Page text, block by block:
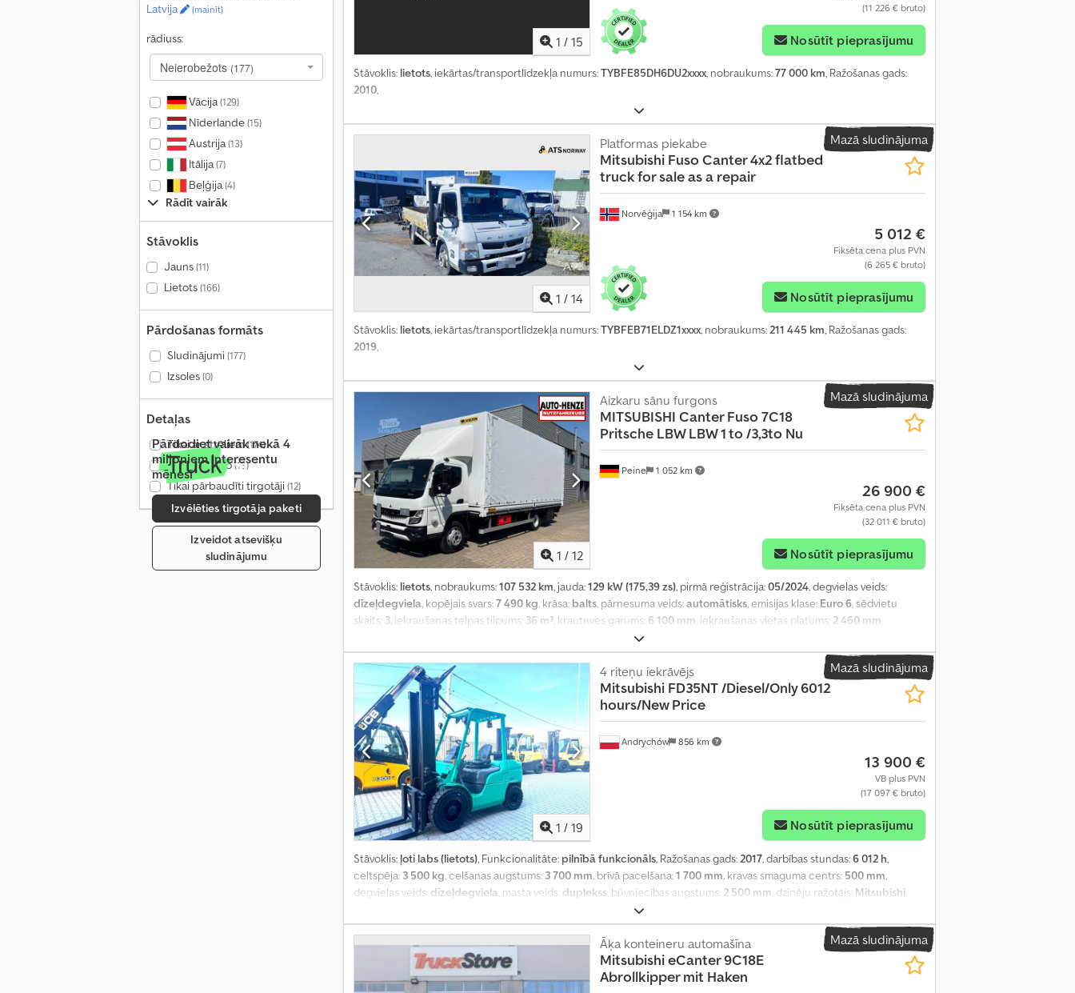
Latvija
(mainīt)
rādiuss:
Neierobežots (177)
Vācija(129)
Nīderlande(15)
Austrija(13)
Itālija(7)
Beļģija(4)
Rādīt vairāk
Stāvoklis
Jauns(11)
Lietots(166)
Pārdošanas formāts
Sludinājumi(177)
Izsoles(0)
Detaļas
Tikai ar attēliem(174)
Tikai ar video(13)
Tikai pārbaudīti tirgotāji(12)
Pārdodiet vairāk nekā 4
miljoniem interesentu
mēnesī
Izvēlēties tirgotāja paketi
Izveidot atsevišķu
sludinājumu
1 / 15
(11 226 € bruto)
Nosūtīt pieprasījumu
Stāvoklis: lietots, iekārtas/transportlīdzekļa numurs:TYBFE85DH6DU2xxxx, nobraukums:77 000 km, Ražošanas gads:
2010,
Mazā sludinājuma
1 / 14
Norvēģija 1 154 km
Platformas piekabe
Mitsubishi Fuso Canter 4x2 flatbed
truck for sale as a repair
5 012 €
Fiksēta cena plus PVN
(6 265 € bruto)
Nosūtīt pieprasījumu
Stāvoklis: lietots, iekārtas/transportlīdzekļa numurs:TYBFEB71ELDZ1xxxx, nobraukums:211 445 km, Ražošanas gads:
2019,
Mazā sludinājuma
1 / 12
Peine 1 052 km
Aizkaru sānu furgons
MITSUBISHI Canter Fuso 7C18
Pritsche LBW LBW 1 to /3,3to Nu
26 900 €
Fiksēta cena plus PVN
(32 011 € bruto)
Nosūtīt pieprasījumu
Stāvoklis: lietots, nobraukums:107 532 km, jauda:129 kW (175,39 zs), pirmā reģistrācija:05/2024, degvielas veids:
dīzeļdegviela, kopējais svars:7 490 kg, krāsa: balts, pārnesuma veids:automātisks, emisijas klase: Euro 6, sēdvietu
skaits: 3, iekraušanas telpas tilpums: 36 m³, krautuves garums: 6 100 mm, iekraušanas vietas platums: 2 460 mm,
ABS, centrālā atslēga, gaisa kondicionēšana
Mazā sludinājuma
1 / 19
Andrychów 856 km
4 riteņu iekrāvējs
Mitsubishi FD35NT /Diesel/Only 6012
hours/New Price
13 900 €
VB plus PVN
(17 097 € bruto)
Nosūtīt pieprasījumu
Stāvoklis: ļoti labs (lietots), Funkcionalitāte: pilnībā funkcionāls, Ražošanas gads: 2017, darbības stundas:6 012 h,
celtspēja: 3 500 kg , celšanas augstums: 3 700 mm , brīvā pacelšana:1 700 mm , kravas smaguma centrs: 500 mm
degvielas veids: dīzeļdegviela , masta veids: duplekss , būvniecības augstums: 2 500 mm , dzinēju ražotājs: Mitsubishi
1 300 mm
tukšais svars:3 500 kg, kopējais augstums:2 500 mm, kopējais garums:2 800 mm, kopējais platums:1 300 mm,
maksimālā kravnesība:3 500 kg, degviela:dīzeļdegviela , Aprīkojums:apgaismojums, paliktņu dakšas, sānu nobīde,
Mazā sludinājuma
Āķa konteineru automašīna
MitsubishieCanter 9C18E
Abrollkipper mit Haken